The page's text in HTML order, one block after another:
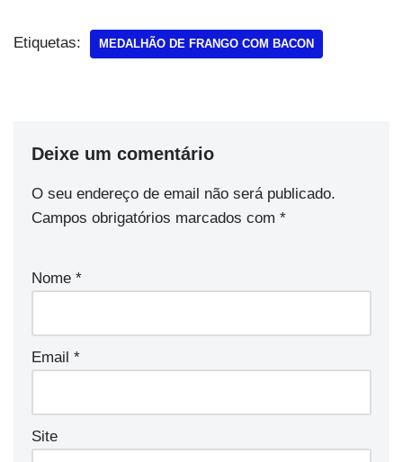
Etiquetas: MEDALHÃO DE FRANGO COM BACON
Deixe um comentário
O seu endereço de email não será publicado.
Campos obrigatórios marcados com *
Nome *
Email *
Site